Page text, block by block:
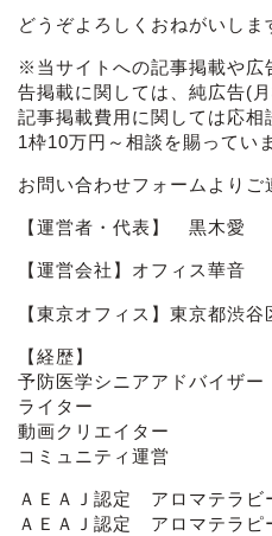
どうぞよろしくおねがいしま
※当サイトへの記事掲載や広
告掲載に関しては、純広告(
記事掲載費用に関しては応
1枠10万円～相談を賜ってい
お問い合わせフォーム よりご
【運営者・代表】 黒木愛
【運営会社】オフィス華音
【東京オフィス】東京都渋谷
【経歴】
予防医学シニアアドバイザー
ライター
動画クリエイター
コミュニティ運営
ＡＥＡＪ認定 アロマテラビ
ＡＥＡＪ認定 アロマテラピ